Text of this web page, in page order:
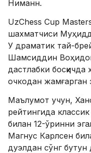
Ниманн.
UzChess Cup
шахматчиси
У драматик тай-
Шамсиддин
дастлабки
очкодан жамғарган
Маълумот учун,
рейтингида
билан 12-ўринни
Магнус Карлсен
дуэлдан сўнг